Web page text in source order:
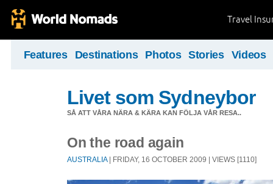
Travel
Features Destinations Photos Stories Videos
Livet som Sydneybor
SÅ ATT VÅRA NÄRA & KÄRA KAN FÖLJA VÅR RESA..
On the road again
AUSTRALIA| FRIDAY, 16 OCTOBER 2009 | VIEWS [1110]